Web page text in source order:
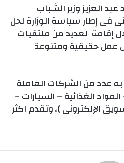
العزيز وزير الشباب
فى إطار سياسة الوزارة لحل
إقامة العديد من ملتقيات
عمل حقيقية ومتنوعة
عدد من الشركات العاملة
الغذائية – السيارات –
الإلكترونى )، وتقدم اكثر